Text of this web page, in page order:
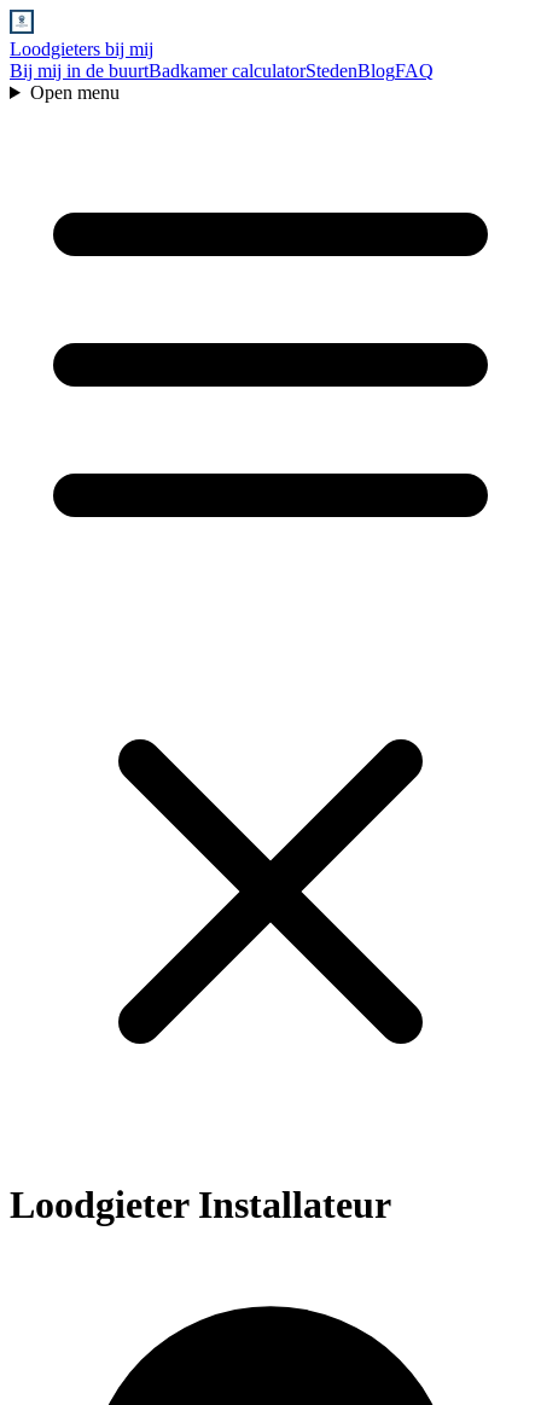
Loodgieters bij mij
Bij mij in de buurtBadkamer calculatorStedenBlogFAQ
Open menu
Loodgieter Installateur